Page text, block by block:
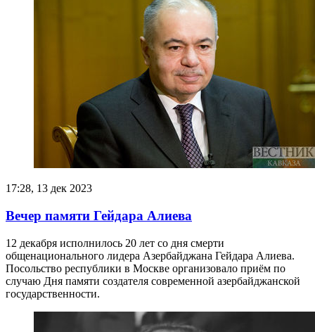
17:28, 13 дек 2023
Вечер памяти Гейдара Алиева
12 декабря исполнилось 20 лет со дня смерти
общенационального лидера Азербайджана Гейдара Алиева.
Посольство республики в Москве организовало приём по
случаю Дня памяти создателя современной азербайджанской
государственности.